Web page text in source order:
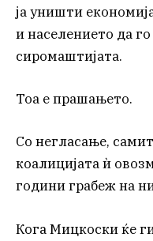
ја уништи
и населението да
сиромаштијата.
Тоа е прашањето.
Со негласање,
коалицијата ѝ
години грабеж на
Кога Мицкоски ќе